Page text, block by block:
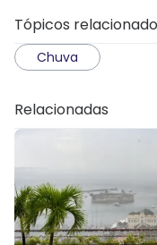
Tópicos
Chuva
Relacionadas